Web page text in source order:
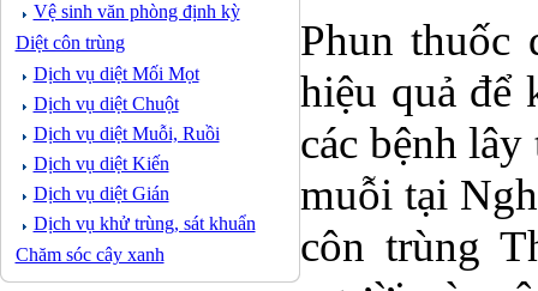
Vệ sinh văn phòng định kỳ
Diệt côn trùng
Dịch vụ diệt Mối Mọt
Dịch vụ diệt Chuột
Dịch vụ diệt Muỗi, Ruồi
Dịch vụ diệt Kiến
Dịch vụ diệt Gián
Dịch vụ khử trùng, sát khuẩn
Chăm sóc cây xanh
Phun
hiệu quả để
các bệnh
muỗi tại
côn trùng